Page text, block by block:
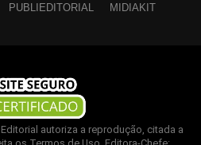
PUBLIEDITORIAL MIDIAKIT
Editorial autoriza a reprodução, citada a